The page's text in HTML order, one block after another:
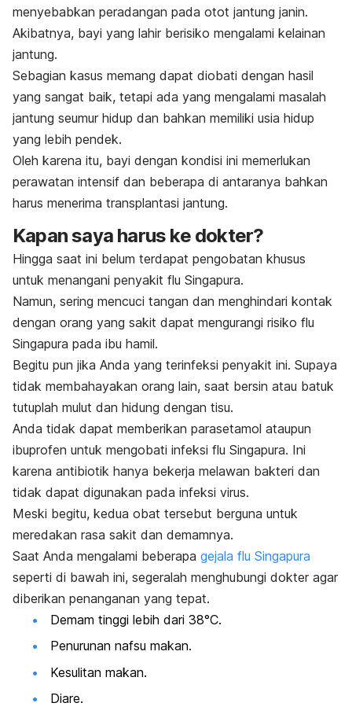
menyebabkan peradangan pada otot jantung janin.
Akibatnya, bayi yang lahir berisiko mengalami kelainan
jantung.
Sebagian kasus memang dapat diobati dengan hasil
yang sangat baik, tetapi ada yang mengalami masalah
jantung seumur hidup dan bahkan memiliki usia hidup
yang lebih pendek.
Oleh karena itu, bayi dengan kondisi ini memerlukan
perawatan intensif dan beberapa di antaranya bahkan
harus menerima transplantasi jantung.
Kapan saya harus ke dokter?
Hingga saat ini belum terdapat pengobatan khusus
untuk menangani penyakit flu Singapura.
Namun, sering mencuci tangan dan menghindari kontak
dengan orang yang sakit dapat mengurangi risiko flu
Singapura pada ibu hamil.
Begitu pun jika Anda yang terinfeksi penyakit ini. Supaya
tidak membahayakan orang lain, saat bersin atau batuk
tutuplah mulut dan hidung dengan tisu.
Anda tidak dapat memberikan parasetamol ataupun
ibuprofen untuk mengobati infeksi flu Singapura. Ini
karena antibiotik hanya bekerja melawan bakteri dan
tidak dapat digunakan pada infeksi virus.
Meski begitu, kedua obat tersebut berguna untuk
meredakan rasa sakit dan demamnya.
Saat Anda mengalami beberapa gejala flu Singapura
seperti di bawah ini, segeralah menghubungi dokter agar
diberikan penanganan yang tepat.
Demam tinggi lebih dari 38°C.
Penurunan nafsu makan.
Kesulitan makan.
Diare.